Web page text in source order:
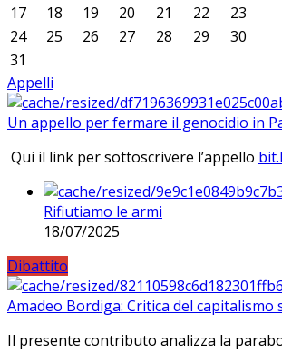
17
18 19 20 21 22
23
24
25 26 27 28 29
30
31
Appelli
Un appello per fermare il genocidio in
Qui il link per sottoscrivere l’appello
Rifiutiamo le armi
18/07/2025
Dibattito
Amadeo Bordiga: Critica del
Il presente contributo analizza la